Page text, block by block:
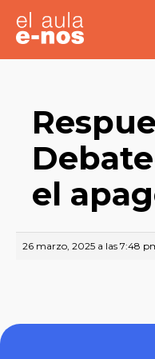
el
26 marzo, 2025 a las 7:48